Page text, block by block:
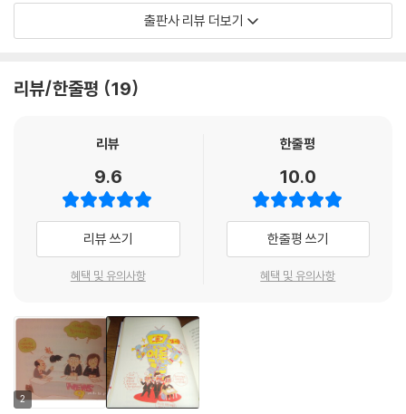
- 문화 인류학』, 『스마트폰이 세상을 바꾼다고? - 신문 방송학』, 세 권을
시작으로 이후 건축학, 약학, 경제학, 생명과학, 디자인학 등 지식과 교양
대학 전공과목에 대한 궁금증을 풀어 주는 책
「주니어 대학」은 우리 사회를 떠받치는 여러 학문들의 흥미로운 진면모를
다. 일반적인 개론서가 학문의 기원부터 현대에 이르는 역사를 통해 복잡
한 이론의 발전상을 제시하는 것과 달리 주요 주제를 통해 학문의 핵심을
전달한다. 새로운 지식을 처음 만나는 청소년을 위해 학문의 본질을 이해
하기 쉽게 풀어 쓴 것이 이 책의 가장 큰 장점이다. 지적 탐구심이 왕성해지
는 청소년기에 다양한 학문을 직접 만나 보고, 스스로 자신이 알고자 하는
본문은 각각의 학문에 대해 청소년들이 궁금해 할 만한 내용을 전문가가
직접 나서서 명쾌하게 설명하고 앎을 향한 의욕을 북돋워 줄 수 있게 구성
됐다. 3부로 이루어진 각 권은 1부에서 학문이 추구하는 앎의 지향점과 중
요하게 탐구하는 주제가 무엇인지 살펴본다. 2부에서는 대표적인 학자나
출판사 리뷰 더보기
리뷰/한줄평 19
리뷰
9.6
리뷰 쓰기
혜택 및 유의사항
한줄평
10.0
한줄평 쓰기
혜택 및 유의사항
2